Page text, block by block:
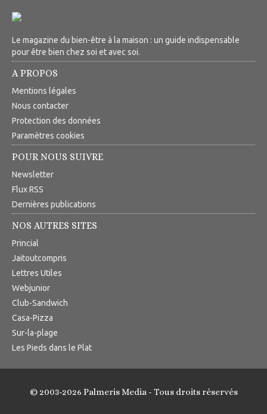
Le magazine du bien-être à la maison : un guide indispensable
pour être bien chez soi et avec soi.
A PROPOS
Mentions légales
Nous contacter
Protection des données
Paramètres cookies
POUR NOUS SUIVRE
Newsletter
Flux RSS
Dernières publications
NOS AUTRES SITES
Princial
Jaitoutcompris
Lettres Utiles
Webjunior
Club-Sandwich
Casa-Pizza
Sur-la-plage
Les Pieds dans le Plat
© 2003-2026 Palmeris Media - Tous droits réservés